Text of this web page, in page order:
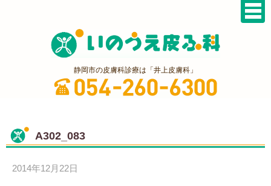
静岡市の皮膚科診療は「井上皮膚科」
A302_083
2014年12月22日